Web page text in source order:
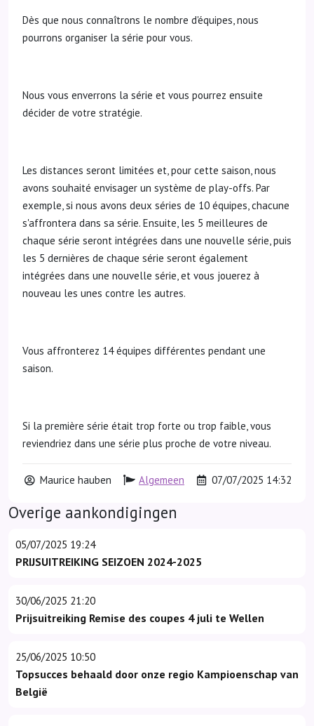
Dès que nous connaîtrons le nombre d'équipes, nous
pourrons organiser la série pour vous.
Nous vous enverrons la série et vous pourrez ensuite
décider de votre stratégie.
Les distances seront limitées et, pour cette saison, nous
avons souhaité envisager un système de play-offs. Par
exemple, si nous avons deux séries de 10 équipes, chacune
s'affrontera dans sa série. Ensuite, les 5 meilleures de
chaque série seront intégrées dans une nouvelle série, puis
les 5 dernières de chaque série seront également
intégrées dans une nouvelle série, et vous jouerez à
nouveau les unes contre les autres.
Vous affronterez 14 équipes différentes pendant une
saison.
Si la première série était trop forte ou trop faible, vous
reviendriez dans une série plus proche de votre niveau.
Maurice hauben Algemeen 07/07/2025 14:32
Overige aankondigingen
05/07/2025 19:24
PRIJSUITREIKING SEIZOEN 2024-2025
30/06/2025 21:20
Prijsuitreiking Remise des coupes 4 juli te Wellen
25/06/2025 10:50
Topsucces behaald door onze regio Kampioenschap van
België